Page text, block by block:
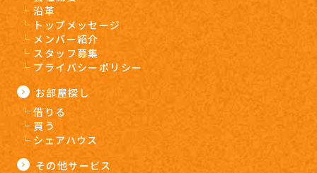
沿革
トップメッセージ
メンバー紹介
スタッフ募集
プライバシーポリシー
お部屋探し
借りる
買う
シェアハウス
その他サービス